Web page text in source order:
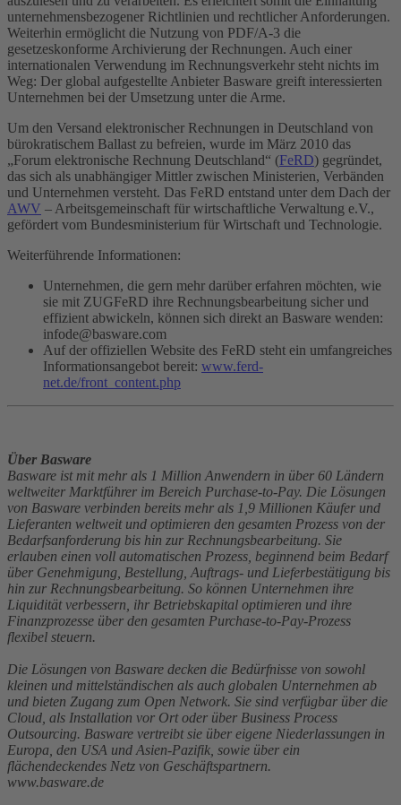
unternehmensbezogener Richtlinien und rechtlicher Anforderungen.
Weiterhin ermöglicht die Nutzung von PDF/A-3 die
gesetzeskonforme Archivierung der Rechnungen. Auch einer
internationalen Verwendung im Rechnungsverkehr steht nichts im
Weg: Der global aufgestellte Anbieter Basware greift interessierten
Unternehmen bei der Umsetzung unter die Arme.
Um den Versand elektronischer Rechnungen in Deutschland von
bürokratischem Ballast zu befreien, wurde im März 2010 das
„Forum elektronische Rechnung Deutschland“ (FeRD) gegründet,
das sich als unabhängiger Mittler zwischen Ministerien, Verbänden
und Unternehmen versteht. Das FeRD entstand unter dem Dach der
AWV – Arbeitsgemeinschaft für wirtschaftliche Verwaltung e.V.,
gefördert vom Bundesministerium für Wirtschaft und Technologie.
Weiterführende Informationen:
Unternehmen, die gern mehr darüber erfahren möchten, wie
sie mit ZUGFeRD ihre Rechnungsbearbeitung sicher und
effizient abwickeln, können sich direkt an Basware wenden:
infode@basware.com
Auf der offiziellen Website des FeRD steht ein umfangreiches
Informationsangebot bereit: www.ferd-
net.de/front_content.php
Über Basware
Basware ist mit mehr als 1 Million Anwendern in über 60 Ländern
weltweiter Marktführer im Bereich Purchase-to-Pay. Die Lösungen
von Basware verbinden bereits mehr als 1,9 Millionen Käufer und
Lieferanten weltweit und optimieren den gesamten Prozess von der
Bedarfsanforderung bis hin zur Rechnungsbearbeitung. Sie
erlauben einen voll automatischen Prozess, beginnend beim Bedarf
über Genehmigung, Bestellung, Auftrags- und Lieferbestätigung bis
hin zur Rechnungsbearbeitung. So können Unternehmen ihre
Liquidität verbessern, ihr Betriebskapital optimieren und ihre
Finanzprozesse über den gesamten Purchase-to-Pay-Prozess
flexibel steuern.
Die Lösungen von Basware decken die Bedürfnisse von sowohl
kleinen und mittelständischen als auch globalen Unternehmen ab
und bieten Zugang zum Open Network. Sie sind verfügbar über die
Cloud, als Installation vor Ort oder über Business Process
Outsourcing. Basware vertreibt sie über eigene Niederlassungen in
Europa, den USA und Asien-Pazifik, sowie über ein
flächendeckendes Netz von Geschäftspartnern.
www.basware.de